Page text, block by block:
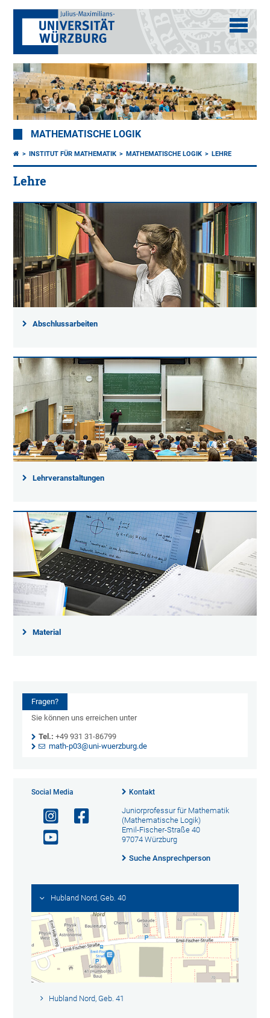
MATHEMATISCHE LOGIK
INSTITUT FÜR MATHEMATIK MATHEMATISCHE LOGIK LEHRE
Lehre
Abschlussarbeiten
Lehrveranstaltungen
Material
Fragen?
Sie können uns erreichen unter
Tel.: +49 931 31-86799
math-p03@uni-wuerzburg.de
Social Media Kontakt
Juniorprofessur für Mathematik
(Mathematische Logik)
Emil-Fischer-Straße 40
97074 Würzburg
Suche Ansprechperson
Hubland Nord, Geb. 40
Hubland Nord, Geb. 41